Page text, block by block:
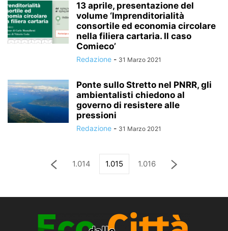
13 aprile, presentazione del
volume ‘Imprenditorialità
consortile ed economia circolare
nella filiera cartaria. Il caso
Comieco’
Redazione - 31 Marzo 2021
Ponte sullo Stretto nel PNRR, gli
ambientalisti chiedono al
governo di resistere alle
pressioni
Redazione - 31 Marzo 2021
1.014 1.015 1.016